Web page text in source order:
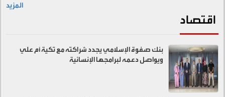
المزيد
اقتصاد
بنك صفوة الإسلامي يجدد شراكته مع تكية أم علي
ويواصل دعمه لبرامجها الإنسانية